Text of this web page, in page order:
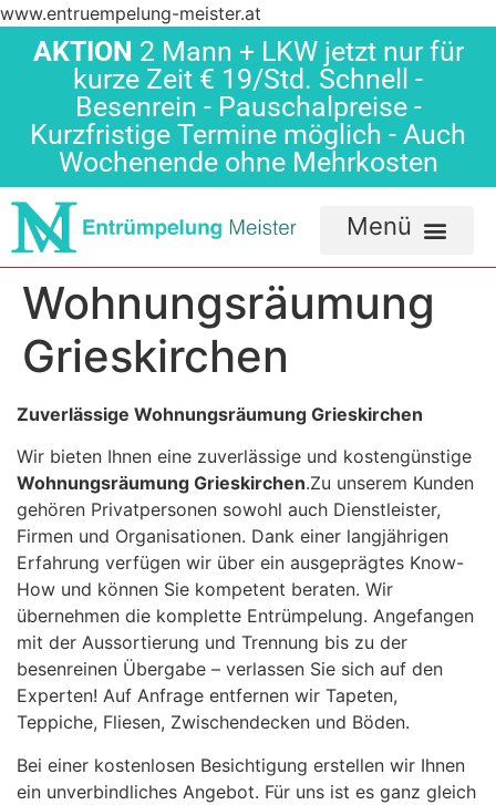
www.entruempelung-meister.at
AKTION 2 Mann + LKW jetzt nur für
kurze Zeit € 19/Std. Schnell -
Besenrein - Pauschalpreise -
Kurzfristige Termine möglich - Auch
Wochenende ohne Mehrkosten
Wohnungsräumung
Grieskirchen
Zuverlässige Wohnungsräumung Grieskirchen
Wir bieten Ihnen eine zuverlässige und kostengünstige
Wohnungsräumung Grieskirchen.Zu unserem Kunden
gehören Privatpersonen sowohl auch Dienstleister,
Firmen und Organisationen. Dank einer langjährigen
Erfahrung verfügen wir über ein ausgeprägtes Know-
How und können Sie kompetent beraten. Wir
übernehmen die komplette Entrümpelung. Angefangen
mit der Aussortierung und Trennung bis zu der
besenreinen Übergabe – verlassen Sie sich auf den
Experten! Auf Anfrage entfernen wir Tapeten,
Teppiche, Fliesen, Zwischendecken und Böden.
Bei einer kostenlosen Besichtigung erstellen wir Ihnen
ein unverbindliches Angebot. Für uns ist es ganz gleich